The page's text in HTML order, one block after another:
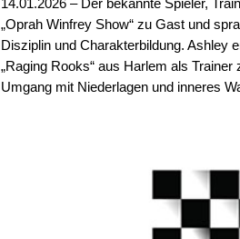
„Oprah Winfrey Show“ zu Gast und
Disziplin und Charakterbildung. Ashley
„Raging Rooks“ aus Harlem als
Umgang mit Niederlagen und inneres